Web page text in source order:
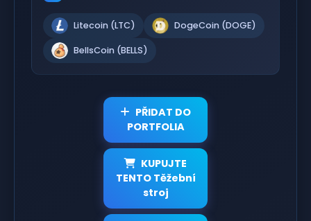
Litecoin (LTC) DogeCoin (DOGE)
BellsCoin (BELLS)
PŘIDAT DO
PORTFOLIA
KUPUJTE
TENTO Těžební
stroj